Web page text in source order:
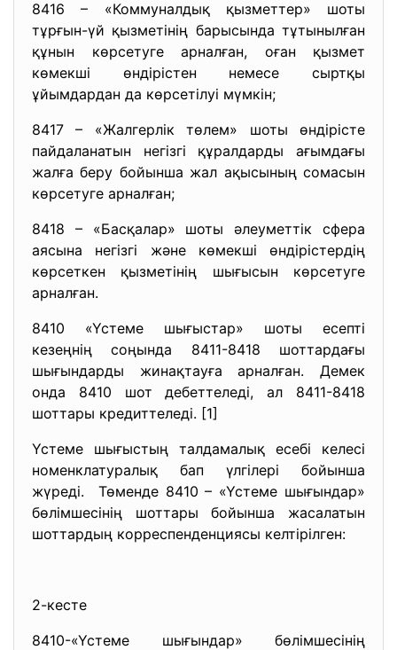
8416 – «Коммуналдық қызметтер» шоты
тұрғын-үй қызметінің барысында тұтынылған
құнын көрсетуге арналған, оған қызмет
көмекші өндірістен немесе сыртқы
ұйымдардан да көрсетілуі мүмкін;
8417 – «Жалгерлік төлем» шоты өндірісте
пайдаланатын негізгі құралдарды ағымдағы
жалға беру бойынша жал ақысының сомасын
көрсетуге арналған;
8418 – «Басқалар» шоты әлеуметтік сфера
аясына негізгі және көмекші өндірістердің
көрсеткен қызметінің шығысын көрсетуге
арналған.
8410 «Үстеме шығыстар» шоты есепті
кезеңнің соңында 8411-8418 шоттардағы
шығындарды жинақтауға арналған. Демек
онда 8410 шот дебеттеледі, ал 8411-8418
шоттары кредиттеледі. [1]
Үстеме шығыстың талдамалық есебі келесі
номенклатуралық бап үлгілері бойынша
жүреді. Төменде 8410 – «Үстеме шығындар»
бөлімшесінің шоттары бойынша жасалатын
шоттардың корреспенденциясы келтірілген:
2-кесте
8410-«Үстеме шығындар» бөлімшесінің